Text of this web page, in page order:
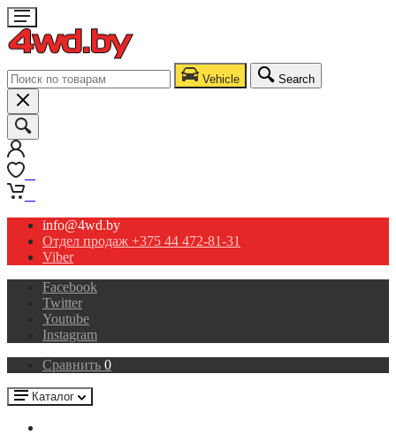
Vehicle Search
info@4wd.by
Отдел продаж +375 44 472-81-31
Viber
Facebook
Twitter
Youtube
Instagram
Сравнить 0
Каталог